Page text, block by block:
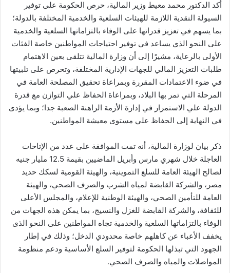
أكد الدكتور محمد معيط وزير المالية، حرص الحكومة على توفير
السيولة النقدية اللازمة للهيئات السلعية والخدمية المختلفة بالدولة؛
بما يسهم في تعزيز قدراتها على الوفاء بالتزاماتها السلعية والخدمية
على النحو الذي يساعد في توفير احتياجات المواطنين خاصة الفئات
الأولى بالرعاية، مشيرًا إلى أن وزارة المالية تتلقى بعين الاهتمام
طلبات التعزيز المالي للجهات الإدارية المختلفة، وتحرص على تلبيتها
في ضوء الاعتمادات المقررة وبمراعاة تحقيق المصلحة العامة في
المرحلة التي تمر بها البلاد، وبمراعاة الحفاظ علي التوازن مع قدرة
الدولة علي الاستمرار في إدارة الأزمة الراهنة الصعبة جدا؛ وبما يؤدى
في النهاية إلى الحفاظ علي مستوى معيشة المواطنين.
ذكر بيان لوزارة المالية، أنه تمت الموافقة على عدد من الإتاحات
العاجلة خلال شهري مارس وأبريل الماضيين بقيمة 12.5 مليار جنيه
لصالح الهيئة العامة للسلع التموينية، والهيئة القومية لسكك حديد
مصر، والشركة القابضة لمياه الشرب والصرف الصحي، والهيئة
العامة للتأمين الصحي، والهيئة الوطنية للإعلام، والمجلس الأعلى
للثقافة، والشركة القابضة للغزل والنسيج، بما يمكن هذه الجهات من
الوفاء بالتزاماتها السلعية والخدمية تجاه المواطنين على النحو الذى
يخفف الأعباء عن كاهلهم خاصة محدودي الدخل؛ وذلك في إطار
الجهود التي تبذلها الحكومة لتوفير السلع الأساسية ودعم منظومة
المواصلات والمياه والصرف الصحي.